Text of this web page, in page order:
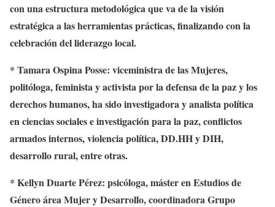
con una estructura metodológica que va de la visión
estratégica a las herramientas prácticas, finalizando con la
celebración del liderazgo local.
* Tamara Ospina Posse: viceministra de las Mujeres,
politóloga, feminista y activista por la defensa de la paz y los
derechos humanos, ha sido investigadora y analista política
en ciencias sociales e investigación para la paz, conflictos
armados internos, violencia política, DD.HH y DIH,
desarrollo rural, entre otras.
* Kellyn Duarte Pérez: psicóloga, máster en Estudios de
Género área Mujer y Desarrollo, coordinadora Grupo